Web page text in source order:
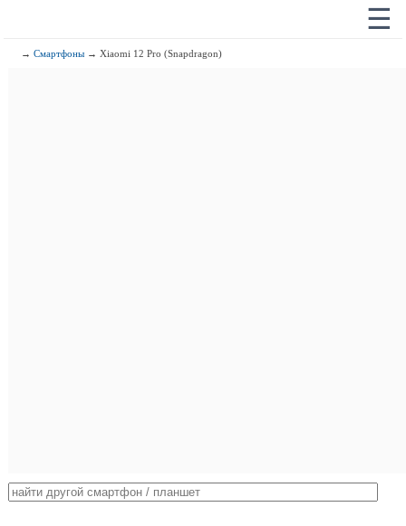
☰
→Смартфоны → Xiaomi 12 Pro (Snapdragon)